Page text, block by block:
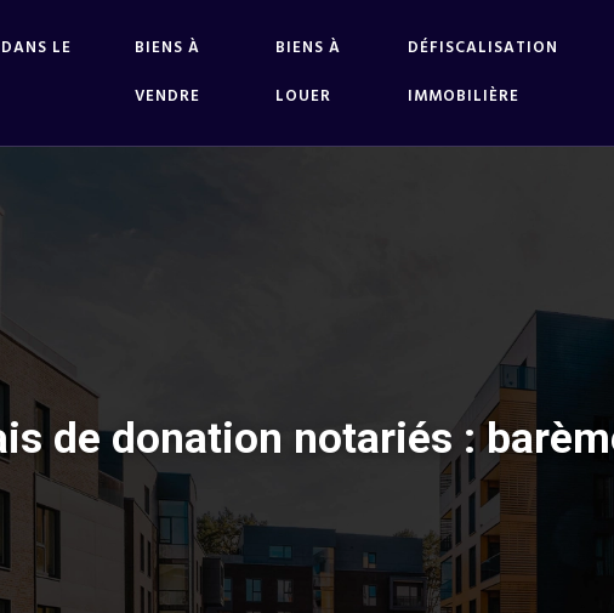
LE
BIENS À
VENDRE
BIENS À
LOUER
DÉFISCALISATION
IMMOBILIÈRE
de donation notariés :